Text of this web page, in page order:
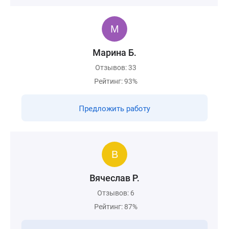
Марина Б.
Отзывов: 33
Рейтинг: 93%
Предложить работу
Вячеслав Р.
Отзывов: 6
Рейтинг: 87%